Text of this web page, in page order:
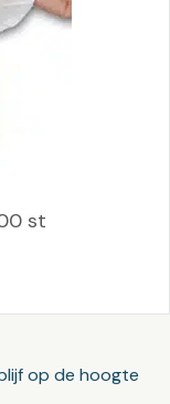
st
op de hoogte